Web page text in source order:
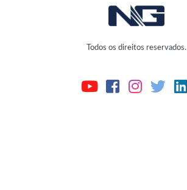
Todos os direitos reservados.